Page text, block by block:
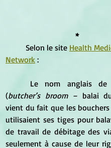
*
	Selon le site
Health
Network :
(butcher’s broom – balai
vient du fait que les
utilisaient ses tiges pour
de travail de débitage des
seulement à cause de leur